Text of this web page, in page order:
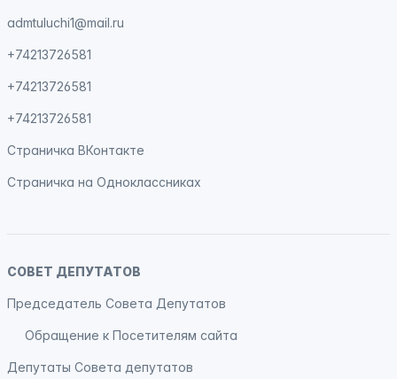
admtuluchi1@mail.ru
+74213726581
+74213726581
+74213726581
Страничка ВКонтакте
Страничка на Одноклассниках
СОВЕТ ДЕПУТАТОВ
Председатель Совета Депутатов
Обращение к Посетителям сайта
Депутаты Совета депутатов